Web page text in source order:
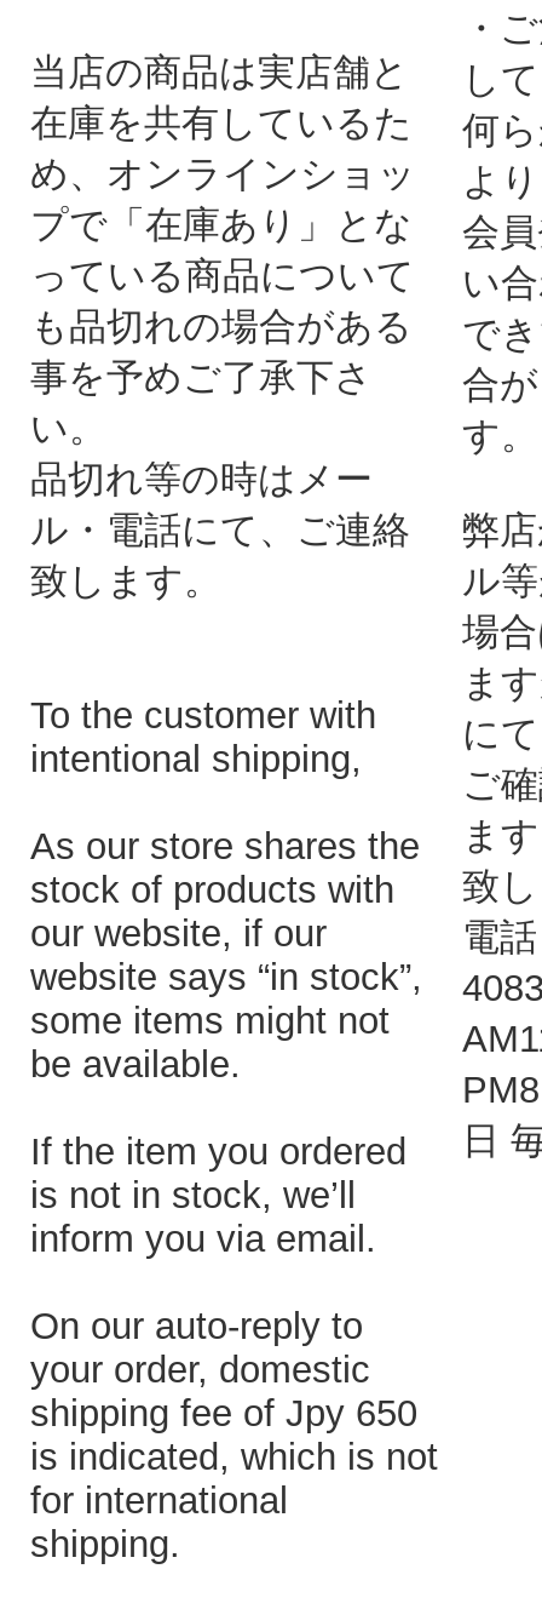
当店の商品は実店舗と
在庫を共有しているた
め、オンラインショッ
プで「在庫あり」とな
っている商品について
も品切れの場合がある
事を予めご了承下さ
い。
品切れ等の時はメー
ル・電話にて、ご連絡
致します。
To the customer with
intentional shipping,
As our store shares the
stock of products with
our website, if our
website says “in stock”,
some items might not
be available.
If the item you ordered
is not in stock, we’ll
inform you via email.
On our auto-reply to
your order, domestic
shipping fee of Jpy 650
is indicated, which is not
for international
shipping.
・
し
何
よ
会
い
で
合
す。
弊
ル
場
ま
に
ご
ま
致
電
日